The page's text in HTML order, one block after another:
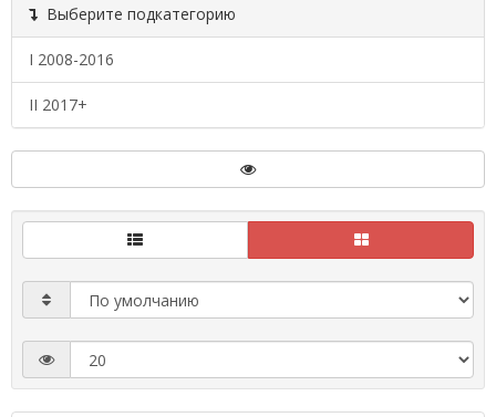
Выберите подкатегорию
I 2008-2016
II 2017+